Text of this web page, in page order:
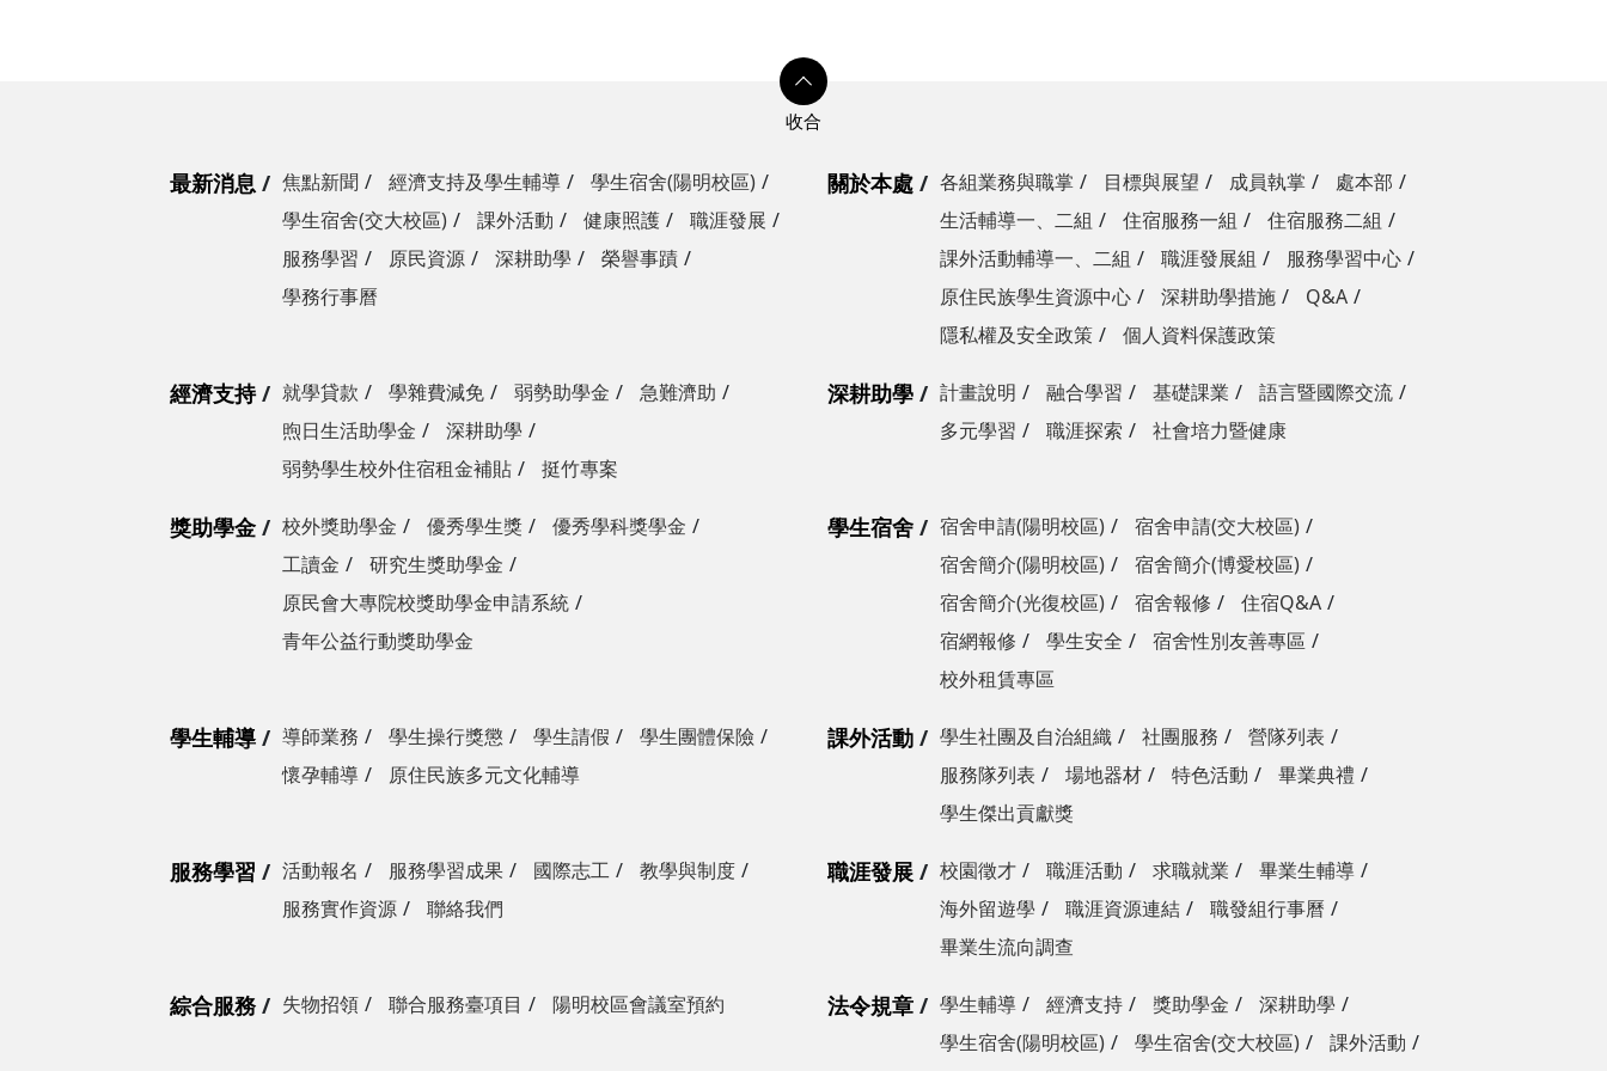
最新消息 焦點新聞 經濟支持及學生輔導
學生宿舍(陽明校區)
學生宿舍(交大校區)
課外活動 健康照護
職涯發展
服務學習
原民資源 深耕助學
榮譽事蹟
學務行事曆
關於本處 各組業務與職掌 目標與展望 成員執掌
處本部
生活輔導一、二組
住宿服務一組
住宿服務二組
課外活動輔導一、二組
職涯發展組
服務學習中心
原住民族學生資源中心
深耕助學措施
Q&A
隱私權及安全政策
個人資料保護政策
經濟支持 就學貸款 學雜費減免 弱勢助學金
急難濟助
煦日生活助學金
深耕助學
弱勢學生校外住宿租金補貼
挺竹專案
深耕助學 計畫說明 融合學習 基礎課業
語言暨國際交流
多元學習
職涯探索 社會培力暨健康
獎助學金 校外獎助學金 優秀學生獎
優秀學科獎學金
工讀金
研究生獎助學金
原民會大專院校獎助學金申請系統
青年公益行動獎助學金
學生宿舍 宿舍申請(陽明校區)
宿舍申請(交大校區)
宿舍簡介(陽明校區)
宿舍簡介(博愛校區)
宿舍簡介(光復校區)
宿舍報修
住宿Q&A
宿網報修
學生安全
宿舍性別友善專區
校外租賃專區
學生輔導 導師業務 學生操行獎懲 學生請假
學生團體保險
懷孕輔導
原住民族多元文化輔導
課外活動 學生社團及自治組織 社團服務
營隊列表
服務隊列表
場地器材 特色活動
畢業典禮
學生傑出貢獻獎
服務學習 活動報名 服務學習成果 國際志工
教學與制度
服務實作資源
聯絡我們
職涯發展 校園徵才 職涯活動 求職就業
畢業生輔導
海外留遊學
職涯資源連結
職發組行事曆
畢業生流向調查
綜合服務 失物招領 聯合服務臺項目 陽明校區會議室預約 法令規章 學生輔導 經濟支持 獎助學金
深耕助學
學生宿舍(陽明校區)
學生宿舍(交大校區)
課外活動